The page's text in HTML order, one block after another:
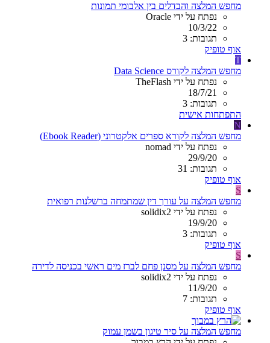
מחפש המלצה והבדלים בין אלבומי תמונות
נפתח על ידי Oracle
10/3/22
תגובות: 3
אוף טופיק
T
מחפש המלצה לקורס Data Science
נפתח על ידי TheFlash
18/7/21
תגובות: 3
התפתחות אישית
N
מחפש המלצה לקורא ספרים אלקטרוני (Ebook Reader)
נפתח על ידי nomad
29/9/20
תגובות: 31
אוף טופיק
S
מחפש המלצה על עורך דין שמתמחה ברשלנות רפואית
נפתח על ידי solidix2
19/9/20
תגובות: 3
אוף טופיק
S
מחפש המלצה על מסנן פחם לברז מים ראשי בכניסה לדירה
נפתח על ידי solidix2
11/9/20
תגובות: 7
אוף טופיק
מחפש המלצה על סיר טיגון בשמן עמוק